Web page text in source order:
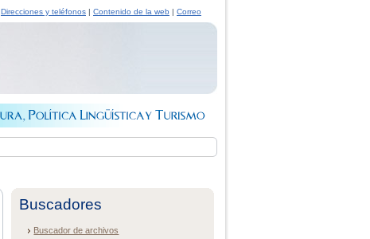
Direcciones y teléfonos | Contenido de la web | Correo
Buscadores
Buscador de archivos